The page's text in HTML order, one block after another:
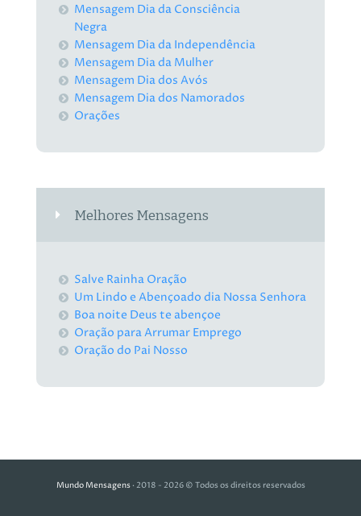
Mensagem Dia da Consciência
Negra
Mensagem Dia da Independência
Mensagem Dia da Mulher
Mensagem Dia dos Avós
Mensagem Dia dos Namorados
Orações
Melhores Mensagens
Salve Rainha Oração
Um Lindo e Abençoado dia Nossa Senhora
Boa noite Deus te abençoe
Oração para Arrumar Emprego
Oração do Pai Nosso
Mundo Mensagens· 2018 - 2026 © Todos os direitos reservados